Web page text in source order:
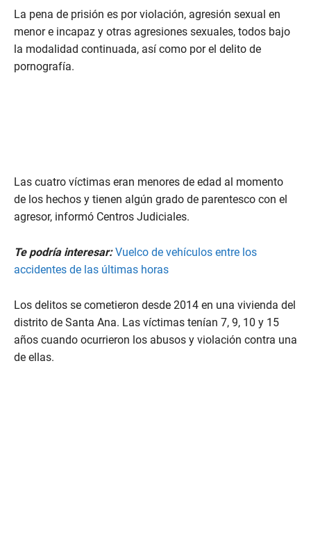
La pena de prisión es por violación, agresión sexual en
menor e incapaz y otras agresiones sexuales, todos bajo
la modalidad continuada, así como por el delito de
pornografía.
Las cuatro víctimas eran menores de edad al momento
de los hechos y tienen algún grado de parentesco con el
agresor, informó Centros Judiciales.
Te podría interesar: Vuelco de vehículos entre los
accidentes de las últimas horas
Los delitos se cometieron desde 2014 en una vivienda del
distrito de Santa Ana. Las víctimas tenían 7, 9, 10 y 15
años cuando ocurrieron los abusos y violación contra una
de ellas.